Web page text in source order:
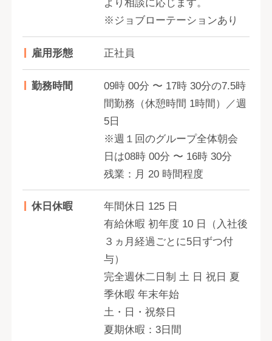
より相談に応じます。
※ジョブローテーションあり
雇用形態 正社員
勤務時間
09時 00分 〜 17時 30分の7.5時
間勤務（休憩時間 1時間）／週
5日
※週１回のグループ全体朝会
日は08時 00分 〜 16時 30分
残業：月 20 時間程度
休日休暇
年間休日 125 日
有給休暇 初年度 10 日（入社後
３ヵ月経過ごとに5日ずつ付
与）
完全週休二日制 土 日 祝日 夏
季休暇 年末年始
土・日・祝祭日
夏期休暇：3日間